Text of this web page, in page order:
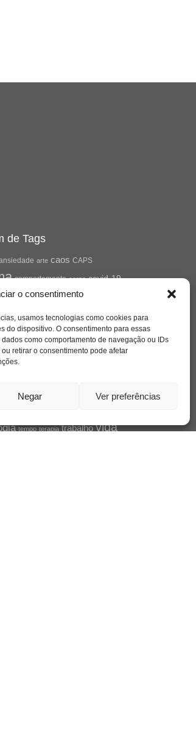
o consentimento
usamos tecnologias como cookies para
do dispositivo. O consentimento para essas
como comportamento de navegação ou IDs
retirar o consentimento pode afetar
Negar Ver preferências
de Tags
arte caos CAPS
comportamento corpo covid-19
cultura depressao
insight jung liberdade livro
luto morte mulher
psicanálise
saúde mental
tempo terapia trabalho vida